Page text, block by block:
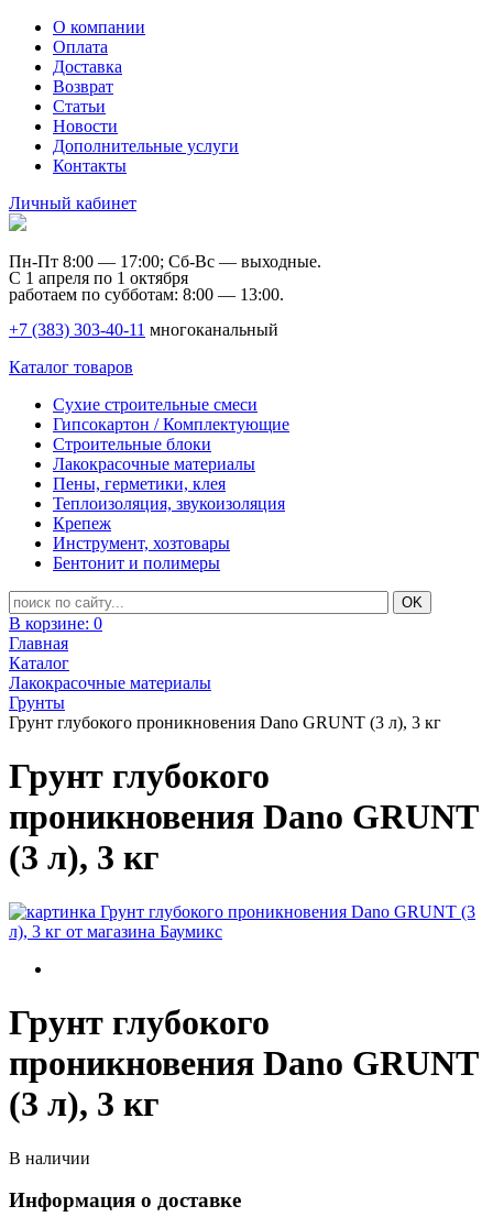
О компании
Оплата
Доставка
Возврат
Статьи
Новости
Дополнительные услуги
Контакты
Личный кабинет
Пн-Пт 8:00 — 17:00; Сб-Вс — выходные.
С 1 апреля по 1 октября
работаем по субботам: 8:00 — 13:00.
+7 (383) 303-40-11 многоканальный
Каталог товаров
Сухие строительные смеси
Гипсокартон / Комплектующие
Строительные блоки
Лакокрасочные материалы
Пены, герметики, клея
Теплоизоляция, звукоизоляция
Крепеж
Инструмент, хозтовары
Бентонит и полимеры
В корзине: 0
Главная
Каталог
Лакокрасочные материалы
Грунты
Грунт глубокого проникновения Dano GRUNT (3 л), 3 кг
Грунт глубокого
проникновения Dano GRUNT
(3 л), 3 кг
Грунт глубокого
проникновения Dano GRUNT
(3 л), 3 кг
В наличии
Информация о доставке